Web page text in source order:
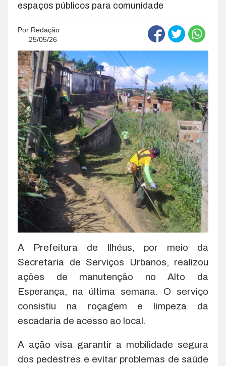
espaços públicos para comunidade
Por Redação
25/05/26
A Prefeitura de Ilhéus, por meio da
Secretaria de Serviços Urbanos, realizou
ações de manutenção no Alto da
Esperança, na última semana. O serviço
consistiu na roçagem e limpeza da
escadaria de acesso ao local.
A ação visa garantir a mobilidade segura
dos pedestres e evitar problemas de saúde